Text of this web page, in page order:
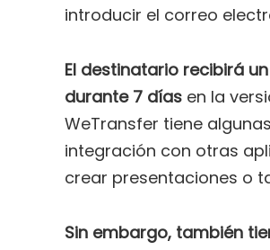
introducir el correo
El destinatario recibirá
durante 7 días en la
WeTransfer tiene
integración con otras
crear presentaciones o
Sin embargo, también